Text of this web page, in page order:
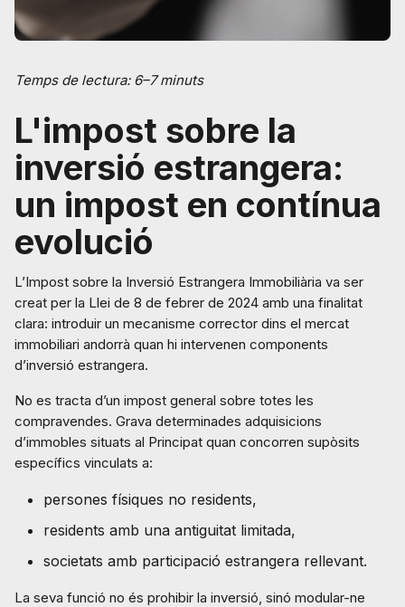
Temps de lectura: 6–7 minuts
L'impost sobre la
inversió estrangera:
un impost en contínua
evolució
L’Impost sobre la Inversió Estrangera Immobiliària va ser
creat per la Llei de 8 de febrer de 2024 amb una finalitat
clara: introduir un mecanisme corrector dins el mercat
immobiliari andorrà quan hi intervenen components
d’inversió estrangera.
No es tracta d’un impost general sobre totes les
compravendes. Grava determinades adquisicions
d’immobles situats al Principat quan concorren supòsits
específics vinculats a:
persones físiques no residents,
residents amb una antiguitat limitada,
societats amb participació estrangera rellevant.
La seva funció no és prohibir la inversió, sinó modular-ne